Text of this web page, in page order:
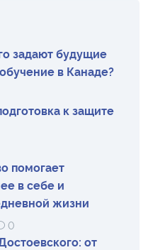
задают будущие
в Канаде?
к защите
помогает
в себе и
жизни
0
от